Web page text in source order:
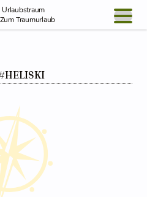
Urlaubstraum
Zum Traumurlaub